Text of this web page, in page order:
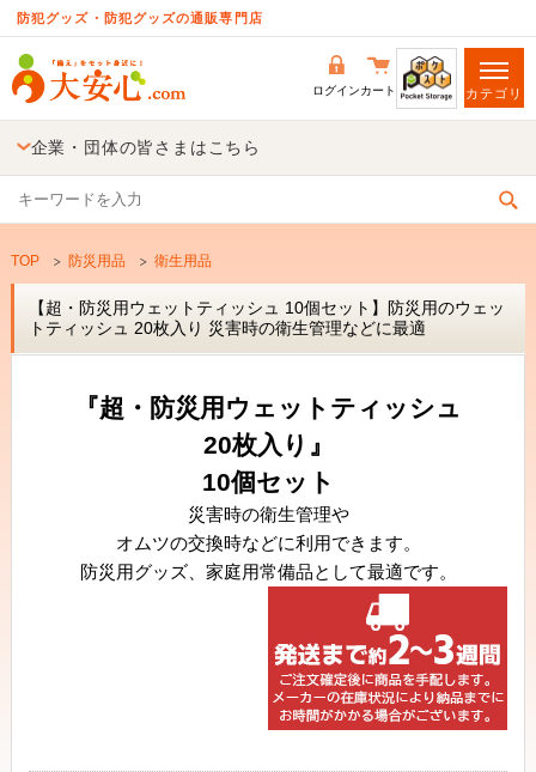
防犯グッズ・防犯グッズの通販専門店
ログインカート カテゴリ
企業・団体の皆さまはこちら
TOP 防災用品 衛生用品
【超・防災用ウェットティッシュ 10個セット】防災用のウェッ
トティッシュ 20枚入り 災害時の衛生管理などに最適
『超・防災用ウェットティッシュ
20枚入り』
10個セット
災害時の衛生管理や
オムツの交換時などに利用できます。
防災用グッズ、家庭用常備品として最適です。